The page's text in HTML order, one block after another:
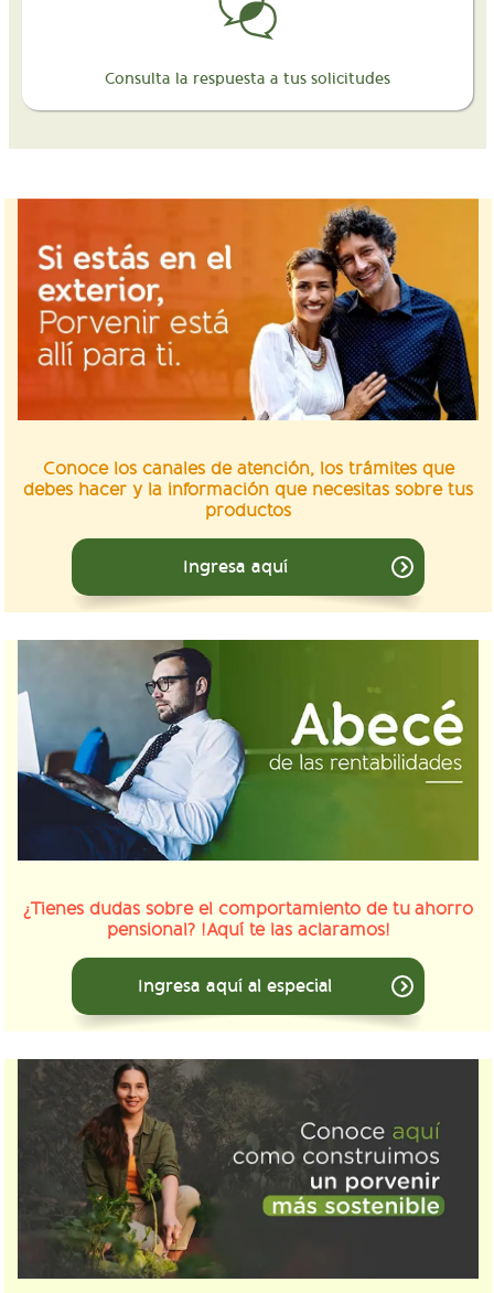
Consulta la respuesta a tus solicitudes
Conoce los canales de atención, los trámites que
debes hacer y la información que necesitas sobre tus
productos
Ingresa aquí
¿Tienes dudas sobre el comportamiento de tu ahorro
pensional? !Aquí te las aclaramos!
Ingresa aquí al especial